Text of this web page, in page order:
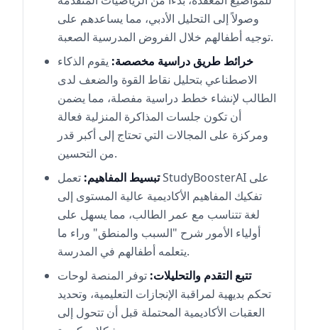
وصولاً إلى التحليل الأدبي، مما يساعدهم على
توجيه أطفالهم خلال الفروض المدرسية الصعبة.
خرائط طريق دراسية مخصصة: يقوم الذكاء
الاصطناعي بتحليل نقاط القوة والضعف لدى
الطالب لإنشاء خطط دراسية مفصلة، مما يضمن
أن تكون جلسات المذاكرة المنزلية فعالة
ومركزة على المجالات التي تحتاج إلى أكبر قدر
من التحسين.
تبسيط المفاهيم: تعمل StudyBoosterAI على
تفكيك المفاهيم الأكاديمية عالية المستوى إلى
لغة تتناسب مع عمر الطالب، مما يسهل على
أولياء الأمور شرح "السبب والمنطق" وراء ما
يتعلمه أطفالهم في المدرسة.
تتبع التقدم والتحليلات: توفر المنصة لوحات
تحكم بديهية لمراقبة الإنجازات التعليمية، وتحديد
العقبات الأكاديمية المحتملة قبل أن تتحول إلى